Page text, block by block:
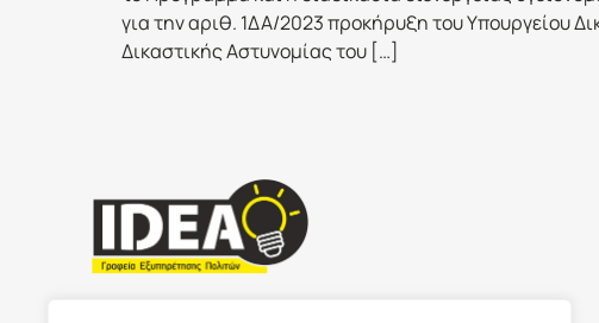
για την αριθ. 1ΔΑ/2023 προκήρυξη του Υπουργείου
Δικαστικής Αστυνομίας του […]